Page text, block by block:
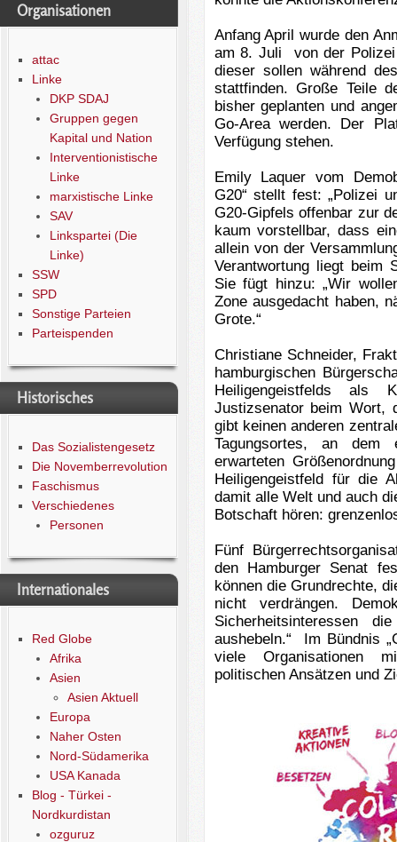
Organisationen
attac
Linke
DKP SDAJ
Gruppen gegen
Kapital und Nation
Interventionistische
Linke
marxistische Linke
SAV
Linkspartei (Die
Linke)
SSW
SPD
Sonstige Parteien
Parteispenden
Historisches
Das Sozialistengesetz
Die Novemberrevolution
Faschismus
Verschiedenes
Personen
Internationales
Red Globe
Afrika
Asien
Asien Aktuell
Europa
Naher Osten
Nord-Südamerika
USA Kanada
Blog - Türkei -
Nordkurdistan
ozguruz
Anfang April wurde den
am 8. Juli von der Polizei
dieser sollen während
stattfinden. Große Teile
bisher geplanten und
Go-Area werden. Der
Verfügung stehen.
Emily Laquer vom
G20“ stellt fest: „Polizei
G20-Gipfels offenbar zur
kaum vorstellbar, dass
allein von der
Verantwortung liegt beim
Sie fügt hinzu: „Wir
Zone ausgedacht haben,
Grote.“
Christiane Schneider,
hamburgischen
Heiligengeistfelds als
Justizsenator beim Wort,
gibt keinen anderen
Tagungsortes, an dem
erwarteten
Heiligengeistfeld für die
damit alle Welt und auch
Botschaft hören:
Fünf
den Hamburger Senat
können die Grundrechte,
nicht verdrängen.
Sicherheitsinteressen
aushebeln.“
Im Bündnis
viele Organisationen
politischen Ansätzen und